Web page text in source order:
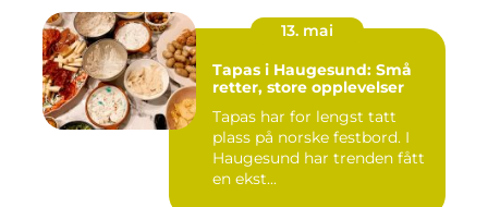
13. mai
Tapas i Haugesund: Små
retter, store opplevelser
Tapas har for lengst tatt
plass på norske festbord. I
Haugesund har trenden fått
en ekst...